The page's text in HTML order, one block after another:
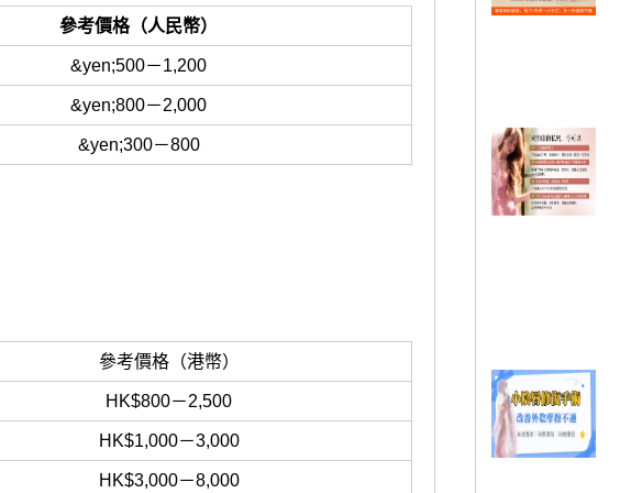
參考價格（人民幣）
&yen;500－1,200
&yen;800－2,000
&yen;300－800
參考價格（港幣）
HK$800－2,500
HK$1,000－3,000
HK$3,000－8,000